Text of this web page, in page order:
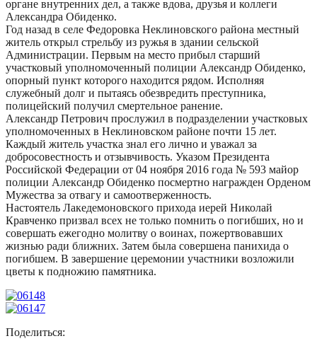
органе внутренних дел, а также вдова, друзья и коллеги
Александра Обиденко.
Год назад в селе Федоровка Неклиновского района местный
житель открыл стрельбу из ружья в здании сельской
Администрации. Первым на место прибыл старший
участковый уполномоченный полиции Александр Обиденко,
опорный пункт которого находится рядом. Исполняя
служебный долг и пытаясь обезвредить преступника,
полицейский получил смертельное ранение.
Александр Петрович прослужил в подразделении участковых
уполномоченных в Неклиновском районе почти 15 лет.
Каждый житель участка знал его лично и уважал за
добросовестность и отзывчивость. Указом Президента
Российской Федерации от 04 ноября 2016 года № 593 майор
полиции Александр Обиденко посмертно награжден Орденом
Мужества за отвагу и самоотверженность.
Настоятель Лакедемоновского прихода иерей Николай
Кравченко призвал всех не только помнить о погибших, но и
совершать ежегодно молитву о воинах, пожертвовавших
жизнью ради ближних. Затем была совершена панихида о
погибшем. В завершение церемонии участники возложили
цветы к подножию памятника.
Поделиться: